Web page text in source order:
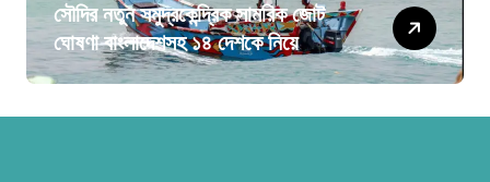
সৌদির নতুন সমুদ্রকেন্দ্রিক সামরিক জোট
ঘোষণা বাংলাদেশসহ ১৪ দেশকে নিয়ে